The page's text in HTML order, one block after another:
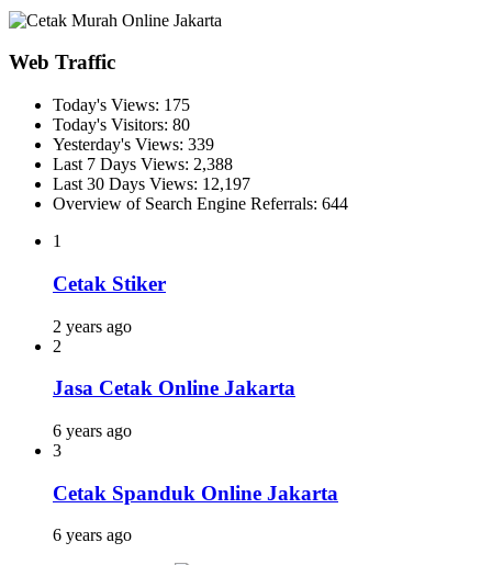
Web Traffic
Today's Views: 175
Today's Visitors: 80
Yesterday's Views: 339
Last 7 Days Views: 2,388
Last 30 Days Views: 12,197
Overview of Search Engine Referrals: 644
1
Cetak Stiker
2 years ago
2
Jasa Cetak Online Jakarta
6 years ago
3
Cetak Spanduk Online Jakarta
6 years ago